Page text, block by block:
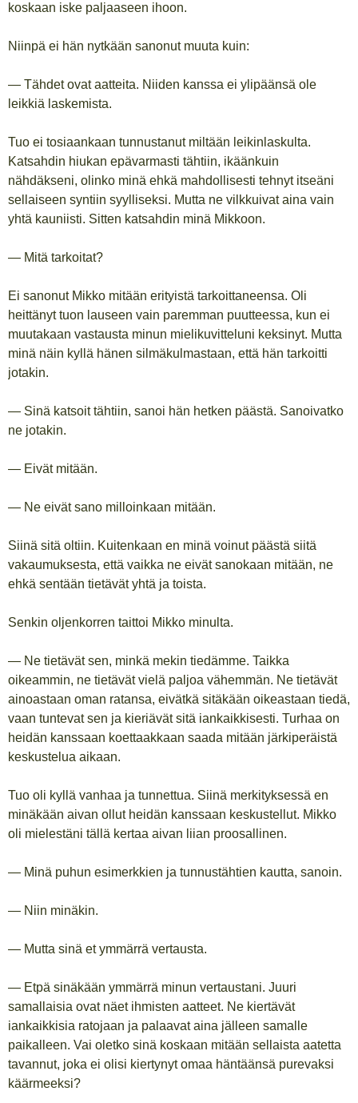
koskaan iske paljaaseen ihoon.
Niinpä ei hän nytkään sanonut muuta kuin:
— Tähdet ovat aatteita. Niiden kanssa ei ylipäänsä ole
leikkiä laskemista.
Tuo ei tosiaankaan tunnustanut miltään leikinlaskulta.
Katsahdin hiukan epävarmasti tähtiin, ikäänkuin
nähdäkseni, olinko minä ehkä mahdollisesti tehnyt itseäni
sellaiseen syntiin syylliseksi. Mutta ne vilkkuivat aina vain
yhtä kauniisti. Sitten katsahdin minä Mikkoon.
— Mitä tarkoitat?
Ei sanonut Mikko mitään erityistä tarkoittaneensa. Oli
heittänyt tuon lauseen vain paremman puutteessa, kun ei
muutakaan vastausta minun mielikuvitteluni keksinyt. Mutta
minä näin kyllä hänen silmäkulmastaan, että hän tarkoitti
jotakin.
— Sinä katsoit tähtiin, sanoi hän hetken päästä. Sanoivatko
ne jotakin.
— Eivät mitään.
— Ne eivät sano milloinkaan mitään.
Siinä sitä oltiin. Kuitenkaan en minä voinut päästä siitä
vakaumuksesta, että vaikka ne eivät sanokaan mitään, ne
ehkä sentään tietävät yhtä ja toista.
Senkin oljenkorren taittoi Mikko minulta.
— Ne tietävät sen, minkä mekin tiedämme. Taikka
oikeammin, ne tietävät vielä paljoa vähemmän. Ne tietävät
ainoastaan oman ratansa, eivätkä sitäkään oikeastaan tiedä,
vaan tuntevat sen ja kieriävät sitä iankaikkisesti. Turhaa on
heidän kanssaan koettaakkaan saada mitään järkiperäistä
keskustelua aikaan.
Tuo oli kyllä vanhaa ja tunnettua. Siinä merkityksessä en
minäkään aivan ollut heidän kanssaan keskustellut. Mikko
oli mielestäni tällä kertaa aivan liian proosallinen.
— Minä puhun esimerkkien ja tunnustähtien kautta, sanoin.
— Niin minäkin.
— Mutta sinä et ymmärrä vertausta.
— Etpä sinäkään ymmärrä minun vertaustani. Juuri
samallaisia ovat näet ihmisten aatteet. Ne kiertävät
iankaikkisia ratojaan ja palaavat aina jälleen samalle
paikalleen. Vai oletko sinä koskaan mitään sellaista aatetta
tavannut, joka ei olisi kiertynyt omaa häntäänsä purevaksi
käärmeeksi?